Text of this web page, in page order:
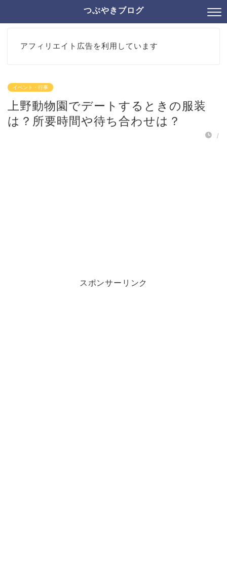
つぶやきブログ
アフィリエイト広告を利用しています
イベント・行事
上野動物園でデートするときの服装
は？所要時間や待ち合わせは？
/
スポンサーリンク